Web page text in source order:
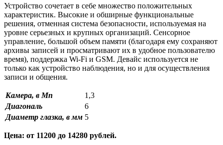
Устройство сочетает в себе множество положительных
характеристик. Высокие и обширные функциональные
решения, отменная система безопасности, используемая на
уровне серьезных и крупных организаций. Сенсорное
управление, большой объем памяти (благодаря ему сохраняют
архивы записей и просматривают их в удобное пользователю
время), поддержка Wi-Fi и GSM. Девайс используется не
только как устройство наблюдения, но и для осуществления
записи и общения.
Камера, в Мп
1,3
Диагональ
6
Диаметр глазка, в мм 5
Цена: от 11200 до 14280 рублей.